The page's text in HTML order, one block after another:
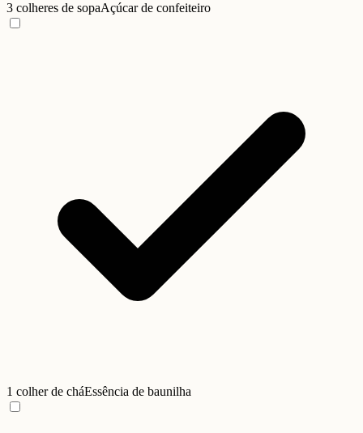
3 colheres de sopaAçúcar de confeiteiro
1 colher de cháEssência de baunilha